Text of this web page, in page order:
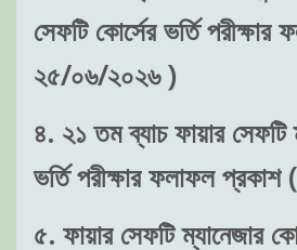
সেফটি কোর্সের ভর্তি
২৫/০৬/২০২৬ )
৪. ২১ তম ব্যাচ ফায়ার সেফটি
ভর্তি পরীক্ষার ফলাফল
৫. ফায়ার সেফটি ম্যানেজার